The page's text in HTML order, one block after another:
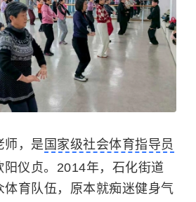
师，是 国家级社会体育指导员
阳仪贞。2014年，石化街道
体育队伍，原本就痴迷健身气